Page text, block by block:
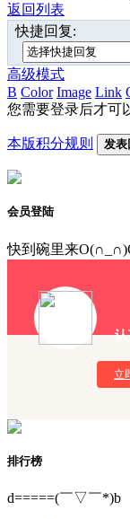
返回列表
快捷回复:
高级模式
B Color Image Link
您需要登录后才可
本版积分规则 发表
会员登陆
快到碗里来
认
立
排行榜
d=====(￣▽￣*)b